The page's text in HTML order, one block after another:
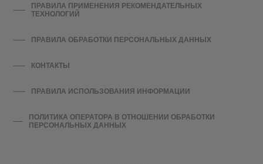
ПРАВИЛА ПРИМЕНЕНИЯ РЕКОМЕНДАТЕЛЬНЫХ
ТЕХНОЛОГИЙ
ПРАВИЛА ОБРАБОТКИ ПЕРСОНАЛЬНЫХ ДАННЫХ
КОНТАКТЫ
ПРАВИЛА ИСПОЛЬЗОВАНИЯ ИНФОРМАЦИИ
ПОЛИТИКА ОПЕРАТОРА В ОТНОШЕНИИ ОБРАБОТКИ
ПЕРСОНАЛЬНЫХ ДАННЫХ